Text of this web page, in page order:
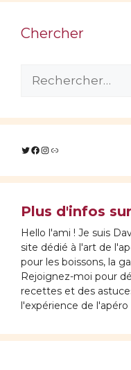
Chercher
Twitter
Facebook
Instagram
Lien
Plus d'infos
Hello l'ami ! Je suis
site dédié à l'art de
pour les boissons, la
Rejoignez-moi pour
recettes et des
l'expérience de